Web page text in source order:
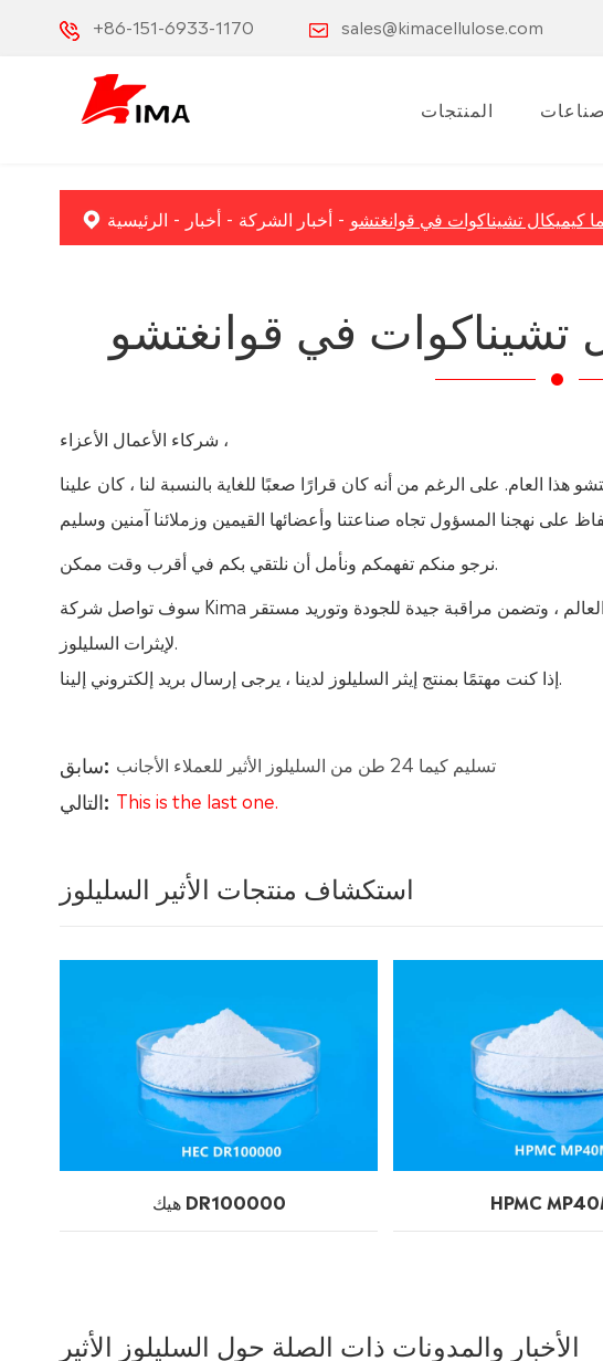
+86-151-6933-1170 sales@kimacellulose.com
المنتجات صناعات
الرئيسية أخبار أخبار الشركة كيميكال تشيناكوات في قوانغتشو
تشيناكوات في قوانغتشو
شركاء الأعمال الأعزاء ،
العام. على الرغم من أنه كان قرارًا صعبًا للغاية بالنسبة لنا ، كان علينا
نرجو منكم تفهمكم ونأمل أن نلتقي بكم في أقرب وقت ممكن.
سوف تواصل شركة Kima تزويد إيثر السليلوز عالي الجودة لجميع الشركاء في جميع أنحاء العالم ، وتضمن مراقبة جيدة للجودة وتوريد مستقر
لإيثرات السليلوز.
إذا كنت مهتمًا بمنتج إيثر السليلوز لدينا ، يرجى إرسال بريد إلكتروني إلينا.
سابق: تسليم كيما 24 طن من السليلوز الأثير للعملاء الأجانب
التالي: This is the last one.
استكشاف منتجات الأثير السليلوز
هيك DR100000 HPMC
الأخبار والمدونات ذات الصلة حول السليلوز الأثير